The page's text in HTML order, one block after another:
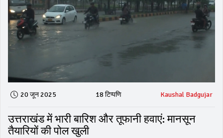
20 जून 2025 18 टिप्पणि Kaushal Badgujar
उत्तराखंड में भारी बारिश और तूफानी हवाएं: मानसून
तैयारियों की पोल खुली